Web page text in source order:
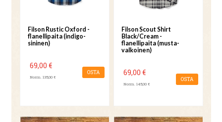
Filson Rustic Oxford -
flanellipaita (indigo-
sininen)
69,00 €
Norm. 135,00 €
OSTA
Filson Scout Shirt
Black/Cream -
flanellipaita (musta-
valkoinen)
69,00 €
Norm. 145,00 €
OSTA